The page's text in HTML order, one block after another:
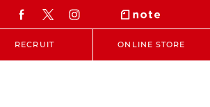
RECRUIT ONLINE STORE